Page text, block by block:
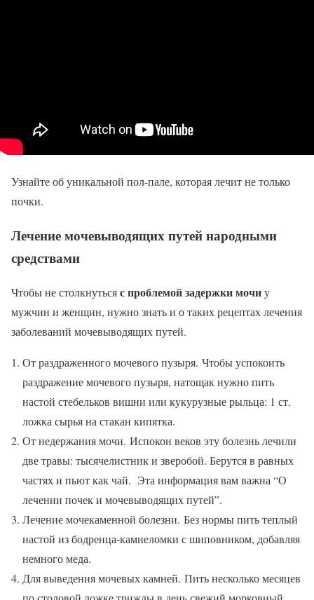
Узнайте об уникальной пол-пале, которая лечит не только
почки.
Лечение мочевыводящих путей народными
средствами
Чтобы не столкнутьсяс проблемой задержки мочиу
мужчин и женщин, нужно знать и о таких рецептах лечения
заболеваний мочевыводящих путей.
От раздраженного мочевого пузыря. Чтобы успокоить
раздражение мочевого пузыря, натощак нужно пить
настой стебельков вишни или кукурузные рыльца: 1 ст.
ложка сырья на стакан кипятка.
От недержания мочи. Испокон веков эту болезнь лечили
две травы: тысячелистник и зверобой. Берутся в равных
частях и пьют как чай. Эта информация вам важна “О
лечении почек и мочевыводящих путей”.
Лечение мочекаменной болезни. Без нормы пить теплый
настой из бодренца-камнеломки с шиповником, добавляя
немного меда.
Для выведения мочевых камней. Пить несколько месяцев